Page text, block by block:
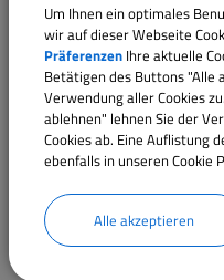
Sollten Sie einen
Gewerbezentralregister
unter folgendem Link
https://
An
Um Ihnen ein optimales
wir auf dieser Webseite
Präferenzen Ihre aktuelle
Betätigen des Buttons "Alle
Verwendung aller Cookies
ablehnen" lehnen Sie der
Cookies ab. Eine Auflistung
ebenfalls in unseren Cookie
Alle akzeptieren